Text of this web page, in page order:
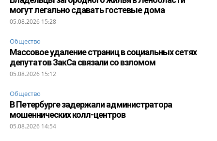
могут легально сдавать гостевые дома
05.08.2026 15:28
Общество
Массовое удаление страниц в социальных сетях
депутатов ЗакСа связали со взломом
05.08.2026 15:12
Общество
В Петербурге задержали администратора
мошеннических колл-центров
05.08.2026 14:54